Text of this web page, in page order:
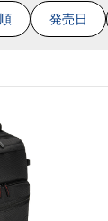
発売日